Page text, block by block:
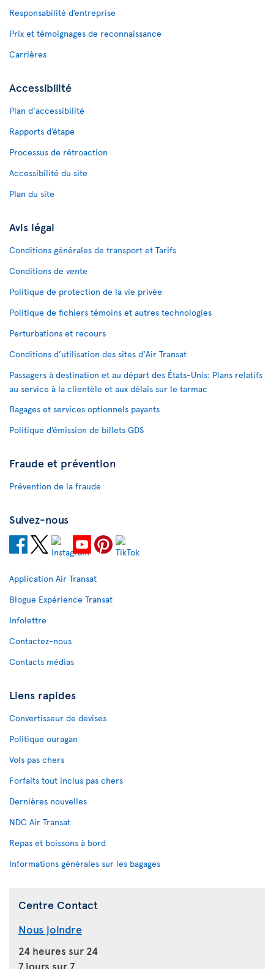
Responsabilité d’entreprise
Prix et témoignages de reconnaissance
Carrières
Accessibilité
Plan d'accessibilité
Rapports d’étape
Processus de rétroaction
Accessibilité du site
Plan du site
Avis légal
Conditions générales de transport et Tarifs
Conditions de vente
Politique de protection de la vie privée
Politique de fichiers témoins et autres technologies
Perturbations et recours
Conditions d’utilisation des sites d'Air Transat
Passagers à destination et au départ des États-Unis: Plans relatifs
au service à la clientèle et aux délais sur le tarmac
Bagages et services optionnels payants
Politique d’émission de billets GDS
Fraude et prévention
Prévention de la fraude
Suivez-nous
Application Air Transat
Blogue Expérience Transat
Infolettre
Contactez-nous
Contacts médias
Liens rapides
Convertisseur de devises
Politique ouragan
Vols pas chers
Forfaits tout inclus pas chers
Dernières nouvelles
NDC Air Transat
Repas et boissons à bord
Informations générales sur les bagages
Centre Contact
Nous joindre
24 heures sur 24
7 jours sur 7